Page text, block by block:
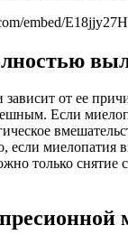
embed/
зависит от ее
Если
если миелопатия
только снятие